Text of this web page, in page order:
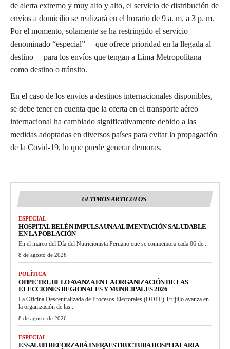
de alerta extremo y muy alto y alto, el servicio de distribución de
envíos a domicilio se realizará en el horario de 9 a. m. a 3 p. m.
Por el momento, solamente se ha restringido el servicio
denominado “especial” —que ofrece prioridad en la llegada al
destino— para los envíos que tengan a Lima Metropolitana
como destino o tránsito.
En el caso de los envíos a destinos internacionales disponibles,
se debe tener en cuenta que la oferta en el transporte aéreo
internacional ha cambiado significativamente debido a las
medidas adoptadas en diversos países para evitar la propagación
de la Covid-19, lo que puede generar demoras.
ULTIMOS ARTICULOS
ESPECIAL
HOSPITAL BELÉN IMPULSA UNA ALIMENTACIÓN SALUDABLE
EN LA POBLACIÓN
En el marco del Día del Nutricionista Peruano que se conmemora cada 06 de...
8 de agosto de 2026
POLÍTICA
ODPE TRUJILLO AVANZA EN LA ORGANIZACIÓN DE LAS
ELECCIONES REGIONALES Y MUNICIPALES 2026
La Oficina Descentralizada de Procesos Electorales (ODPE) Trujillo avanza en
la organización de las...
8 de agosto de 2026
ESPECIAL
ESSALUD REFORZARÁ INFRAESTRUCTURA HOSPITALARIA